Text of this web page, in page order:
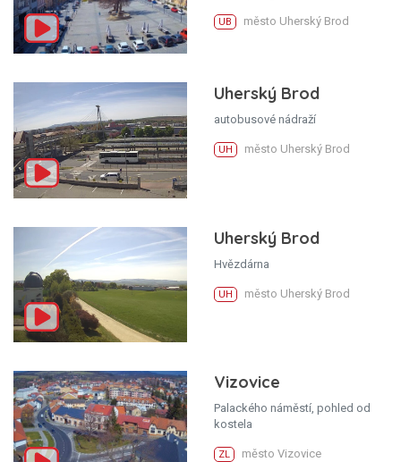
UB město Uherský Brod
Uherský Brod
autobusové nádraží
UH město Uherský Brod
Uherský Brod
Hvězdárna
UH město Uherský Brod
Vizovice
Palackého náměstí, pohled od
kostela
ZL město Vizovice